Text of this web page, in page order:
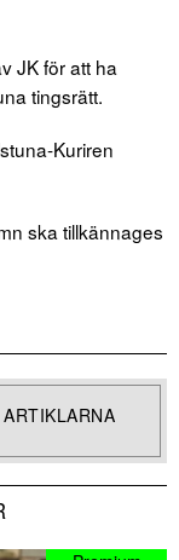
JK för att ha
tingsrätt.
Kuriren
ska tillkännages